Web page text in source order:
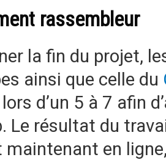
rassembleur
la fin du projet,
ainsi que celle du
d’un 5 à 7 afin
Le résultat du
en